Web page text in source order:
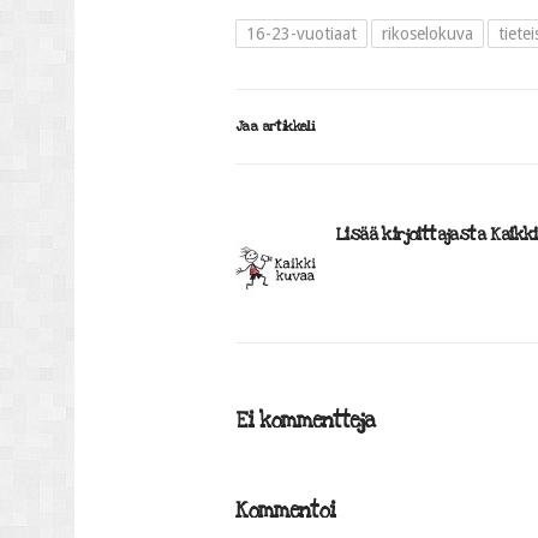
16-23-vuotiaat rikoselokuva
Jaa artikkeli
Lisää kirjoittajasta
Ei kommentteja
Kommentoi